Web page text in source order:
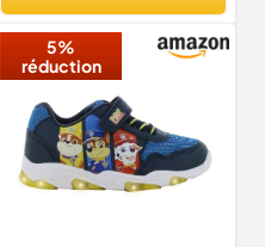
5%
réduction